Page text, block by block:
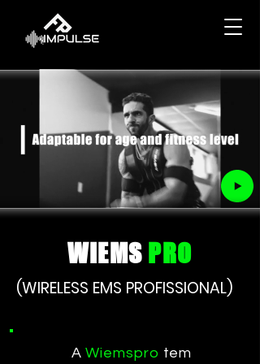
WIEMS PRO
(WIRELESS EMS PROFISSIONAL)
AWiemspro tem